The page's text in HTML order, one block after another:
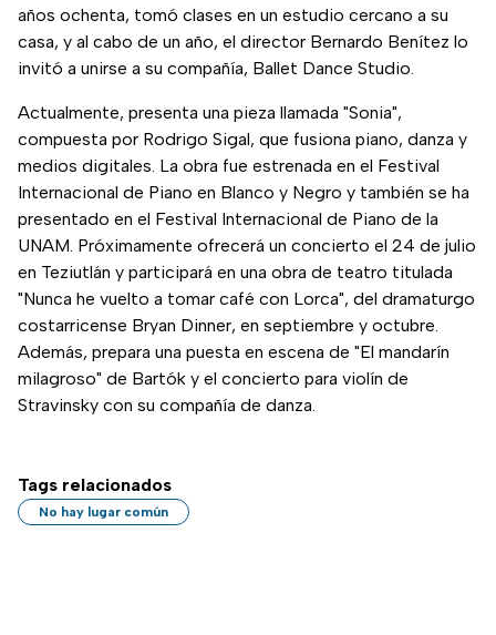
años ochenta, tomó clases en un estudio cercano a su
casa, y al cabo de un año, el director Bernardo Benítez lo
invitó a unirse a su compañía, Ballet Dance Studio.
Actualmente, presenta una pieza llamada "Sonia",
compuesta por Rodrigo Sigal, que fusiona piano, danza y
medios digitales. La obra fue estrenada en el Festival
Internacional de Piano en Blanco y Negro y también se ha
presentado en el Festival Internacional de Piano de la
UNAM. Próximamente ofrecerá un concierto el 24 de julio
en Teziutlán y participará en una obra de teatro titulada
"Nunca he vuelto a tomar café con Lorca", del dramaturgo
costarricense Bryan Dinner, en septiembre y octubre.
Además, prepara una puesta en escena de "El mandarín
milagroso" de Bartók y el concierto para violín de
Stravinsky con su compañía de danza.
Tags relacionados
No hay lugar común